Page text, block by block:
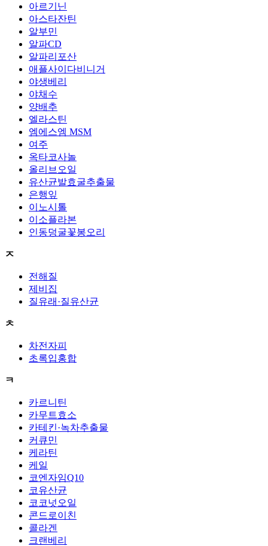
아르기닌
아스타잔틴
알부민
알파CD
알파리포산
애플사이다비니거
야생베리
야채수
양배추
엘라스틴
엠에스엠 MSM
여주
옥타코사놀
올리브오일
유산균발효굴추출물
은행잎
이노시톨
이소플라본
인동덩굴꽃봉오리
ㅈ
전해질
제비집
질유래·질유산균
ㅊ
차전자피
초록입홍합
ㅋ
카르니틴
카무트효소
카테킨·녹차추출물
커큐민
케라틴
케일
코엔자임Q10
코유산균
코코넛오일
콘드로이친
콜라겐
크랜베리